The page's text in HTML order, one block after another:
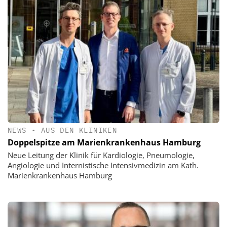
NEWS • AUS DEN KLINIKEN
Doppelspitze am Marienkrankenhaus Hamburg
Neue Leitung der Klinik für Kardiologie, Pneumologie,
Angiologie und Internistische Intensivmedizin am Kath.
Marienkrankenhaus Hamburg